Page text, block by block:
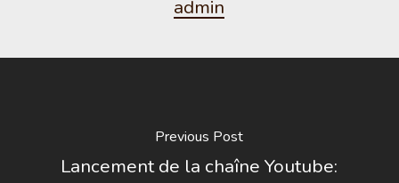
admin
Previous Post
Lancement de la chaîne Youtube: